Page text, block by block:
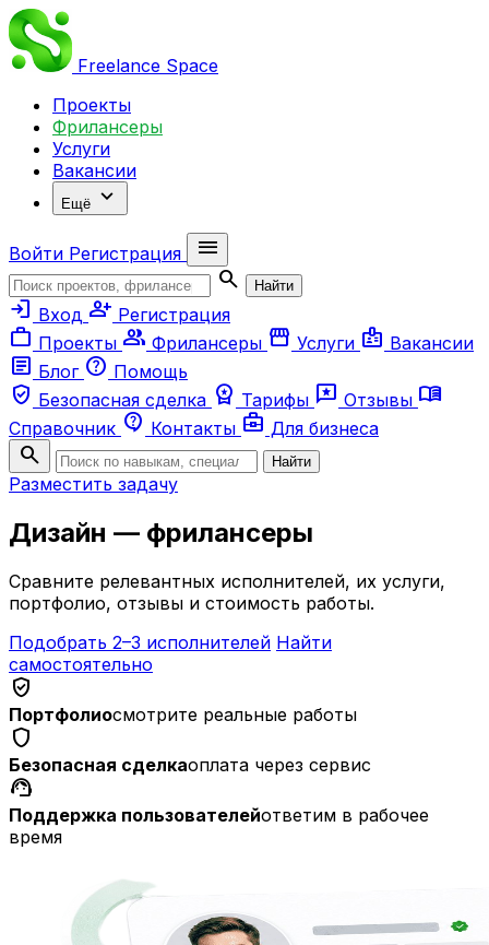
Freelance Space
Проекты
Фрилансеры
Услуги
Вакансии
Ещё expand_more
Войти Регистрация
menu
search
Найти
login Вход person_add Регистрация
work Проекты group Фрилансеры storefront Услуги badge Вакансии
article Блог help Помощь
verified_user Безопасная сделка workspace_premium Тарифы reviews Отзывы menu_book
Справочник contact_support Контакты business_center Для бизнеса
search Найти
Разместить задачу
Дизайн — фрилансеры
Сравните релевантных исполнителей, их услуги,
портфолио, отзывы и стоимость работы.
Подобрать 2–3 исполнителей Найти
самостоятельно
verified_user
Портфолиосмотрите реальные работы
shield
Безопасная сделкаоплата через сервис
support_agent
Поддержка пользователейответим в рабочее
время